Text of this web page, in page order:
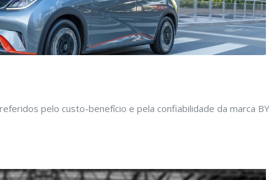
pelo custo-benefício e pela confiabilidade da marca